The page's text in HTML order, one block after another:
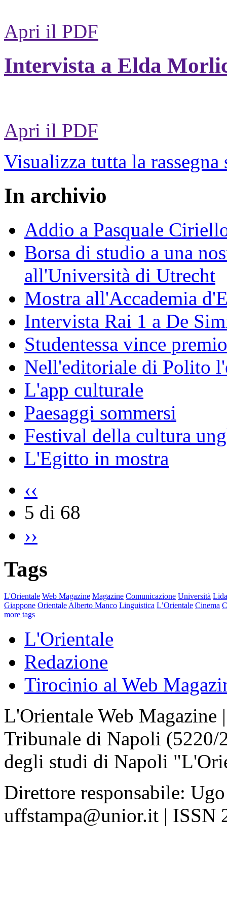
Apri il PDF
Intervista a Elda
Apri il PDF
Visualizza tutta la rassegna
In archivio
Addio a Pasquale
Borsa di studio a una
all'Università di Utrecht
Mostra all'Accademia
Intervista Rai 1 a De
Studentessa vince
Nell'editoriale di Polito
L'app culturale
Paesaggi sommersi
Festival della cultura
L'Egitto in mostra
‹‹
5 di 68
››
Tags
L'Orientale Web Magazine Magazine Comunicazione Università
Giappone Orientale Alberto Manco Linguistica L’Orientale Cinema
more tags
L'Orientale
Redazione
Tirocinio al Web
L'Orientale Web Magazine
Tribunale di Napoli
degli studi di Napoli
Direttore responsabile:
uffstampa@unior.it | ISSN